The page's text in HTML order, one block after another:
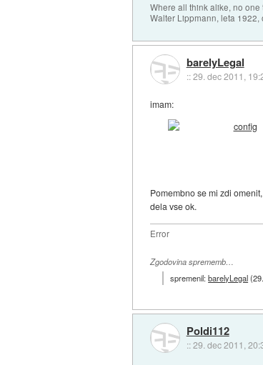
Where all think alike, no one
Walter Lippmann, leta
barelyLegal
::29. dec 2011,
imam:
Pomembno se mi zdi
dela vse ok.
Error
Zgodovina sprememb…
spremenil:barelyLegal(
Poldi112
::29. dec 2011,